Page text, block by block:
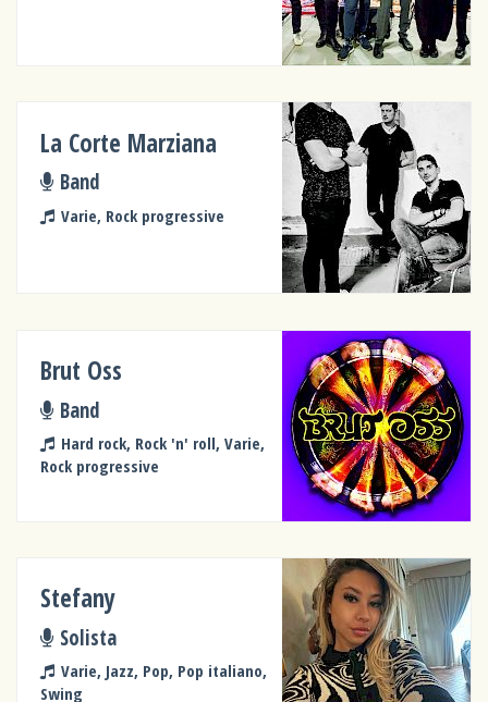
La Corte Marziana
Band
Varie, Rock progressive
Brut Oss
Band
Hard rock, Rock 'n' roll, Varie,
Rock progressive
Stefany
Solista
Varie, Jazz, Pop, Pop italiano,
Swing